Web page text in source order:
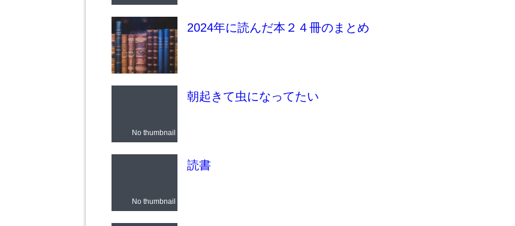
2024年に読んだ本２４冊のまとめ
No thumbnail
朝起きて虫になってたい
No thumbnail
読書